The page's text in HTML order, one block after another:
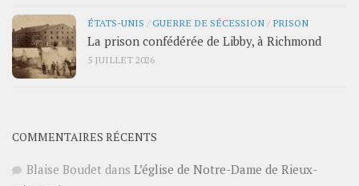
ÉTATS-UNIS /GUERRE DE SÉCESSION / PRISON
La prison confédérée de Libby, à Richmond
5 JUILLET 2026
COMMENTAIRES RÉCENTS
Blaise Boudet dans L’église de Notre-Dame de Rieux-